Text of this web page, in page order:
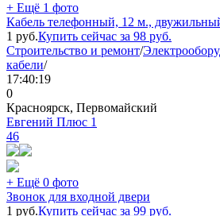
+ Ещё 1 фото
Кабель телефонный, 12 м.,
1 руб.Купить сейчас за 98 руб.
Строительство и ремонт/
кабели/
17:40:19
0
Красноярск, Первомайский
Евгений Плюс 1
46
+ Ещё 0 фото
Звонок для входной двери
1 руб.Купить сейчас за 99 руб.